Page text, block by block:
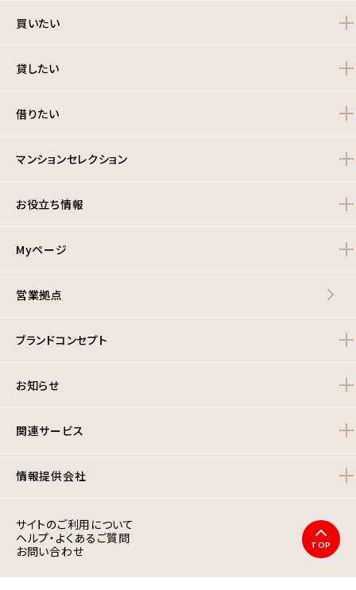
買いたい
貸したい
借りたい
マンションセレクション
お役立ち情報
Myページ
営業拠点
ブランドコンセプト
お知らせ
関連サービス
情報提供会社
サイトのご利用について
ヘルプ・よくあるご質問
お問い合わせ
TOP